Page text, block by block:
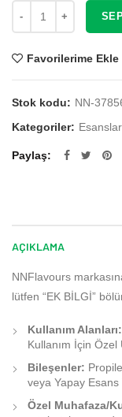
Favorilerime Ekle
Stok kodu: NN-
Kategoriler: Esanslar
Paylaş
AÇIKLAMA
NNFlavours
lütfen “EK BİLGİ”
Kullanım Alanları:
Kullanım İçin Özel
Bileşenler:
veya Yapay Esans
Özel Muhafaza/